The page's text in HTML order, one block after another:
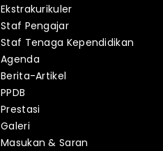
Ekstrakurikuler
Staf Pengajar
Staf Tenaga Kependidikan
Agenda
Berita-Artikel
PPDB
Prestasi
Galeri
Masukan & Saran